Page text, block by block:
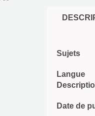
Sujets
Langue
Date de